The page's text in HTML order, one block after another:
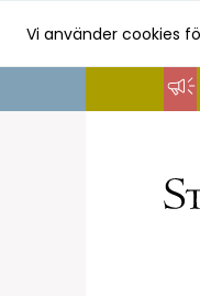
Vi använder cookies